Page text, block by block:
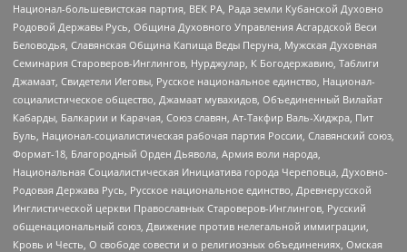
Национал-большевистская партия, ВЕК РА, Рада земли Кубанской Духовно
Родовой Державы Русь, Община Духовного Управления Асгардской Веси
Беловодья, Славянская Община Капища Веды Перуна, Мужская Духовная
Семинария Староверов-Инглингов, Нурджулар, К Богодержавию, Таблиги
Джамаат, Свидетели Иеговы, Русское национальное единство, Национал-
социалистическое общество, Джамаат мувахидов, Объединенный Вилайат
Кабарды, Балкарии и Карачая, Союз славян, Ат-Такфир Валь-Хиджра, Пит
Буль, Национал-социалистическая рабочая партия России, Славянский союз,
Формат-18, Благородный Орден Дьявола, Армия воли народа,
Национальная Социалистическая Инициатива города Череповца, Духовно-
Родовая Держава Русь, Русское национальное единство, Древнерусской
Инглистической церкви Православных Староверов-Инглингов, Русский
общенациональный союз, Движение против нелегальной иммиграции,
Кровь и Честь, О свободе совести и о религиозных объединениях, Омская